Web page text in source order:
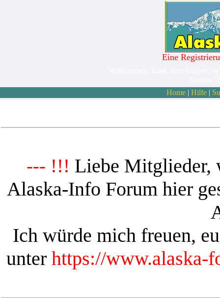
Eine
Home| Hilfe|
--- !!! Liebe Mitglieder,
Alaska-Info Forum hier
Ich würde mich freuen,
unter https://www.alaska-